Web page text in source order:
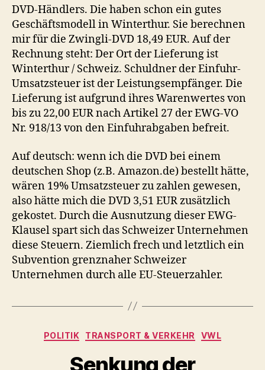
DVD-Händlers. Die haben schon ein gutes
Geschäftsmodell in Winterthur. Sie berechnen
mir für die Zwingli-DVD 18,49 EUR. Auf der
Rechnung steht: Der Ort der Lieferung ist
Winterthur / Schweiz. Schuldner der Einfuhr-
Umsatzsteuer ist der Leistungsempfänger. Die
Lieferung ist aufgrund ihres Warenwertes von
bis zu 22,00 EUR nach Artikel 27 der EWG-VO
Nr. 918/13 von den Einfuhrabgaben befreit.
Auf deutsch: wenn ich die DVD bei einem
deutschen Shop (z.B. Amazon.de) bestellt hätte,
wären 19% Umsatzsteuer zu zahlen gewesen,
also hätte mich die DVD 3,51 EUR zusätzlich
gekostet. Durch die Ausnutzung dieser EWG-
Klausel spart sich das Schweizer Unternehmen
diese Steuern. Ziemlich frech und letztlich ein
Subvention grenznaher Schweizer
Unternehmen durch alle EU-Steuerzahler.
Kategorien
POLITIK TRANSPORT & VERKEHR VWL
Senkung der